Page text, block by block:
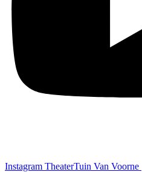
Instagram TheaterTuin Van Voorne